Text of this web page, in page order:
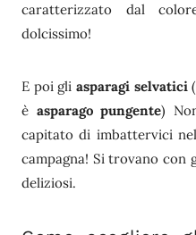
caratterizzato dal
dolcissimo!
E poi gli asparagi selvatici
è asparago pungente)
capitato di imbattervici
campagna! Si trovano con
deliziosi.